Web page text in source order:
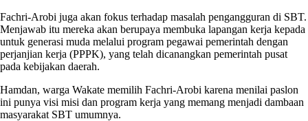
Fachri-Arobi juga akan fokus terhadap masalah pengangguran di SBT.
Menjawab itu mereka akan berupaya membuka lapangan kerja kepada
untuk generasi muda melalui program pegawai pemerintah dengan
perjanjian kerja (PPPK), yang telah dicanangkan pemerintah pusat
pada kebijakan daerah.
Hamdan, warga Wakate memilih Fachri-Arobi karena menilai paslon
ini punya visi misi dan program kerja yang memang menjadi dambaan
masyarakat SBT umumnya.